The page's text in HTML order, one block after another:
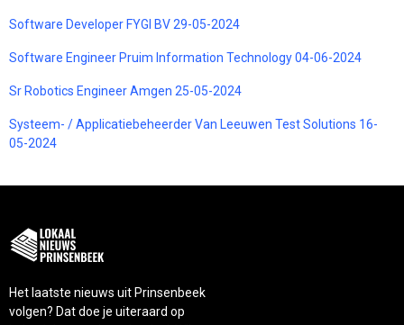
Software Developer FYGI BV 29-05-2024
Software Engineer Pruim Information Technology 04-06-2024
Sr Robotics Engineer Amgen 25-05-2024
Systeem- / Applicatiebeheerder Van Leeuwen Test Solutions 16-
05-2024
Het laatste nieuws uit Prinsenbeek
volgen? Dat doe je uiteraard op